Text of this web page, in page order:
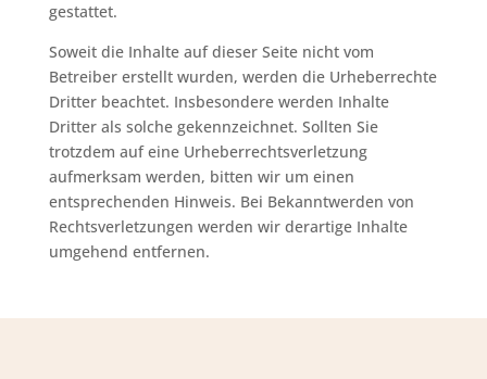
gestattet.
Soweit die Inhalte auf dieser Seite nicht vom
Betreiber erstellt wurden, werden die Urheberrechte
Dritter beachtet. Insbesondere werden Inhalte
Dritter als solche gekennzeichnet. Sollten Sie
trotzdem auf eine Urheberrechtsverletzung
aufmerksam werden, bitten wir um einen
entsprechenden Hinweis. Bei Bekanntwerden von
Rechtsverletzungen werden wir derartige Inhalte
umgehend entfernen.